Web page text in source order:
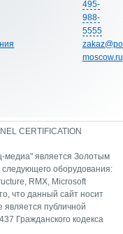
495-
988-
5555
moscow.ru
CERTIFICATION
является Золотым
оборудования:
RMX, Microsoft
что данный сайт носит
публичной
Гражданского кодекса